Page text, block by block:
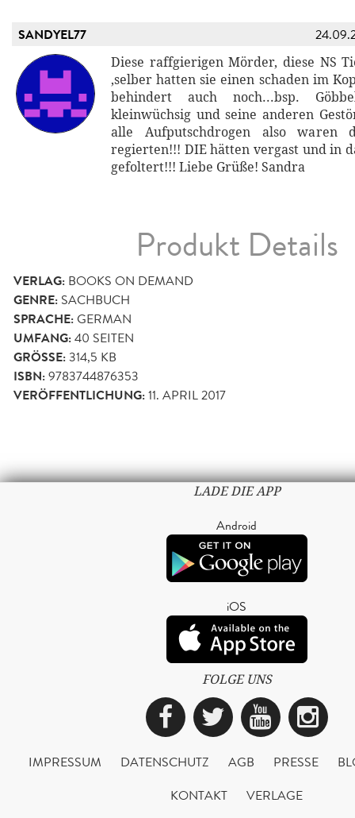
SANDYEL77
Diese raffgierigen Mörder, diese NS
,selber hatten sie einen schaden im
behindert auch noch...bsp.
kleinwüchsig und seine anderen
alle Aufputschdrogen also waren
regierten!!! DIE hätten vergast und in
gefoltert!!! Liebe Grüße! Sandra
Produkt Details
VERLAG: BOOKS ON DEMAND
GENRE: SACHBUCH
SPRACHE:GERMAN
UMFANG:40 SEITEN
GRÖSSE: 314,5 KB
ISBN:9783744876353
VERÖFFENTLICHUNG:11. APRIL 2017
LADE DIE APP
Android
iOS
FOLGE UNS
Facebook
Twitter
IMPRESSUM DATENSCHUTZ AGB PRESSE
KONTAKT
VERLAGE